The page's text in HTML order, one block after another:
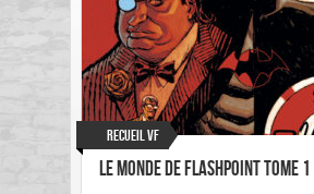
Recueil VF
Le monde de Flashpoint Tome 1